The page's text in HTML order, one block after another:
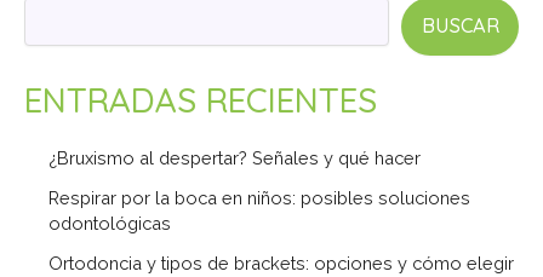
BUSCAR
ENTRADAS RECIENTES
¿Bruxismo al despertar? Señales y qué hacer
Respirar por la boca en niños: posibles soluciones
odontológicas
Ortodoncia y tipos de brackets: opciones y cómo elegir